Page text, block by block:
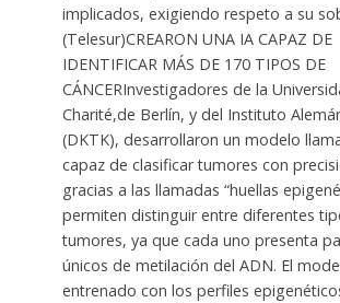
implicados, exigiendo respeto a su
(Telesur)CREARON UNA IA CAPAZ DE
IDENTIFICAR MÁS DE 170 TIPOS DE
CÁNCERInvestigadores de la
Charité,de Berlín, y del Instituto
(DKTK), desarrollaron un modelo
capaz de clasificar tumores con
gracias a las llamadas “huellas
permiten distinguir entre diferentes
tumores, ya que cada uno presenta
únicos de metilación del ADN. El
entrenado con los perfiles